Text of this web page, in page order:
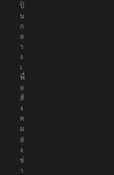
เ
ป็
น
ก
ล
า
ง
เ
พื่
อ
สั
ง
ค
ม
ส่
ง
ข่